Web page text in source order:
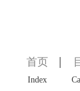
首页
Index